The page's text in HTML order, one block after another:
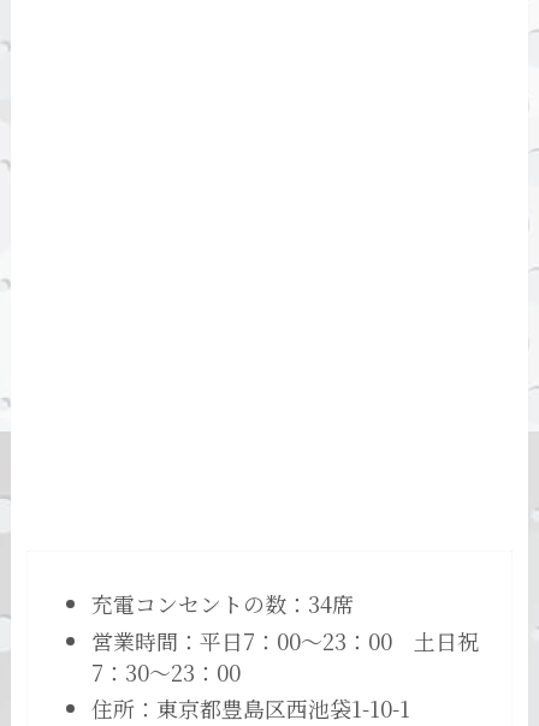
充電コンセントの数：34席
営業時間：平日7：00～23：00 土日祝
7：30～23：00
住所：東京都豊島区西池袋1-10-1